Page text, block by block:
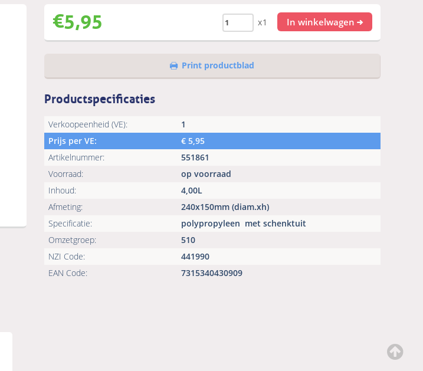
€5,95 x1 In winkelwagen
Print productblad
Productspecificaties
Verkoopeenheid (VE):
1
Prijs per VE:
€ 5,95
Artikelnummer:
551861
Voorraad:
op voorraad
Inhoud:
4,00L
Afmeting:
240x150mm (diam.xh)
Specificatie:
polypropyleen met schenktuit
Omzetgroep:
510
NZI Code:
441990
EAN Code:
7315340430909